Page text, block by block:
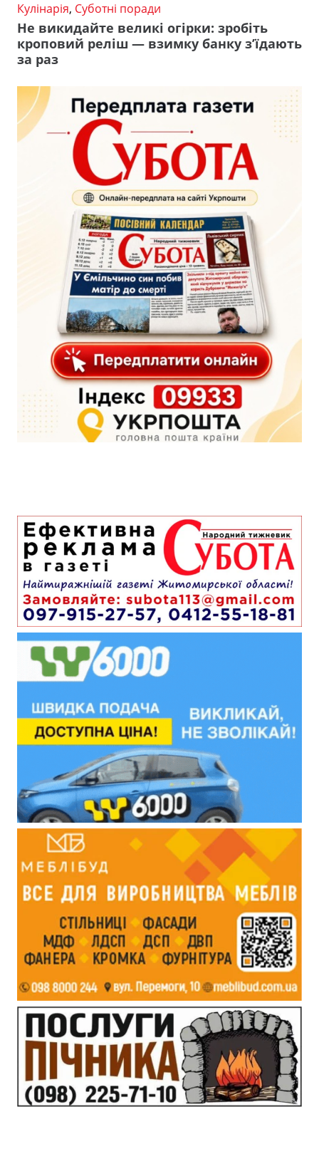
Кулінарія, Суботні поради
Не викидайте великі огірки: зробіть
кроповий реліш — взимку банку з’їдають
за раз